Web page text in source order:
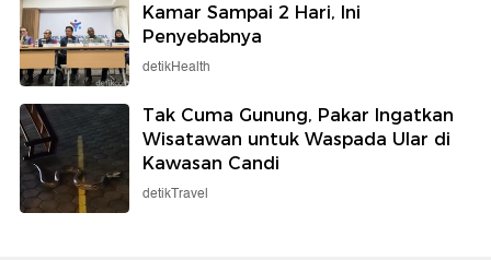
Kamar Sampai 2 Hari, Ini
Penyebabnya
detikHealth
Tak Cuma Gunung, Pakar Ingatkan
Wisatawan untuk Waspada Ular di
Kawasan Candi
detikTravel